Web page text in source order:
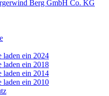
Berg GmbH Co. KG
laden ein 2024
laden ein 2018
laden ein 2014
laden ein 2010